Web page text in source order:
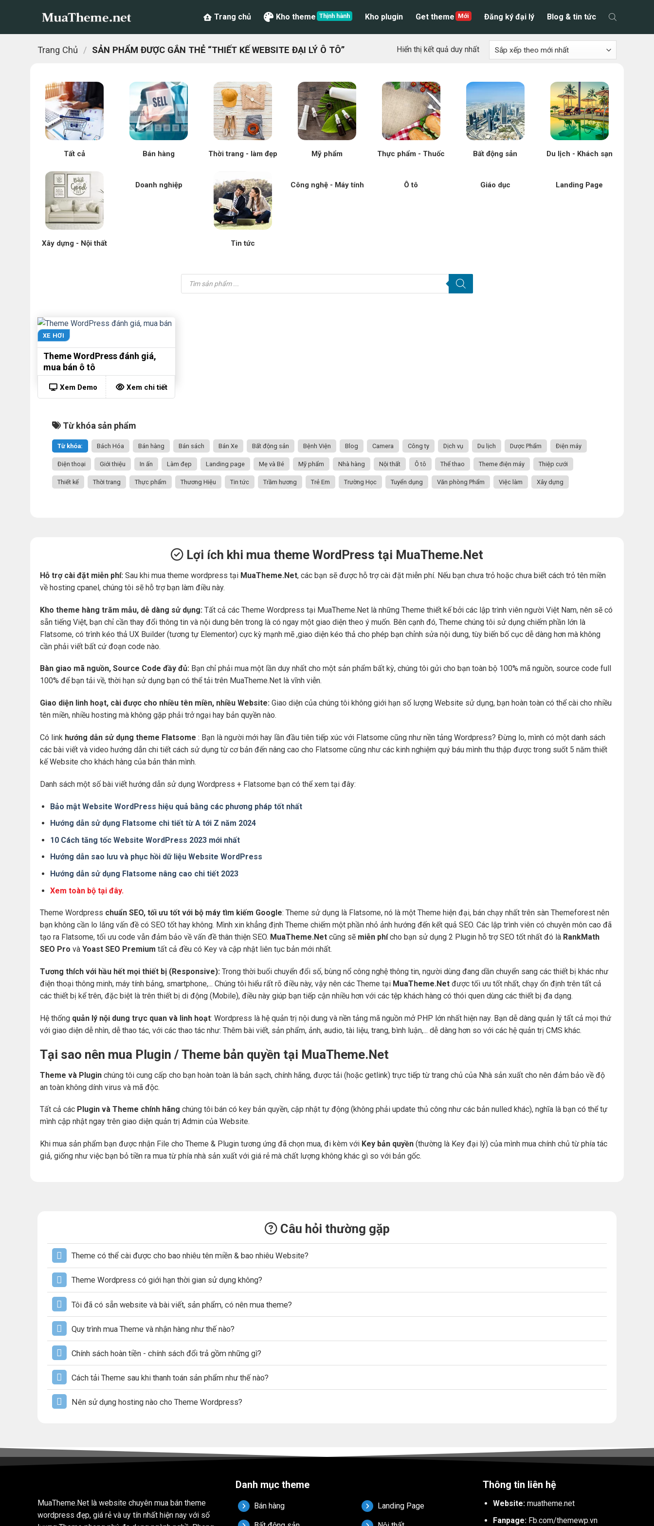
Trang chủ Kho theme Kho plugin Get theme Đăng ký đại lý Blog & tin tức
Trang Chủ / SẢN PHẨM ĐƯỢC GẮN THẺ “THIẾT KẾ WEBSITE ĐẠI LÝ Ô TÔ” Hiển thị kết quả duy nhất
Tất cả Bán hàng Thời trang - làm đẹp Mỹ phẩm Thực phẩm - Thuốc Bất động sản Du lịch - Khách sạn
Xây dựng - Nội thất
Doanh nghiệp
Tin tức
Công nghệ - Máy tính Ô tô Giáo dục Landing Page
Tìm
kiếm
sản
XE HƠI
Theme WordPress đánh giá,
mua bán ô tô
Xem Demo Xem chi tiết
Từ khóa sản phẩm
Từ khóa: Bách Hóa Bán hàng Bán sách Bán Xe Bất động sản Bệnh Viện Blog Camera Công ty Dịch vụ Du lịch Dược Phẩm Điện máy
Điện thoại Giới thiệu In ấn Làm đẹp Landing page Mẹ và Bé Mỹ phẩm Nhà hàng Nội thất Ô tô Thể thao Theme điện máy Thiệp cưới
Thiết kế Thời trang Thực phẩm Thương Hiệu Tin tức Trầm hương Trẻ Em Trường Học Tuyển dụng Văn phòng Phẩm Việc làm Xây dựng
Lợi ích khi mua theme WordPress tại MuaTheme.Net
Hỗ trợ cài đặt miễn phí: Sau khi mua theme wordpress tại MuaTheme.Net, các bạn sẽ được hỗ trợ cài đặt miễn phí. Nếu bạn chưa trỏ hoặc chưa biết cách trỏ tên miền
về hosting cpanel, chúng tôi sẽ hỗ trợ bạn làm điều này.
Kho theme hàng trăm mẫu, dễ dàng sử dụng: Tất cả các Theme Wordpress tại MuaTheme.Net là những Theme thiết kế bởi các lập trình viên người Việt Nam, nên sẽ có
sẵn tiếng Việt, bạn chỉ cần thay đổi thông tin và nội dung bên trong là có ngay một giao diện theo ý muốn. Bên cạnh đó, Theme chúng tôi sử dụng chiếm phần lớn là
Flatsome, có trình kéo thả UX Builder (tương tự Elementor) cực kỳ mạnh mẽ ,giao diện kéo thả cho phép bạn chỉnh sửa nội dung, tùy biến bố cục dễ dàng hơn mà không
cần phải viết bất cứ đoạn code nào.
Bàn giao mã nguồn, Source Code đầy đủ: Bạn chỉ phải mua một lần duy nhất cho một sản phẩm bất kỳ, chúng tôi gửi cho bạn toàn bộ 100% mã nguồn, source code full
100% để bạn tải về, thời hạn sử dụng bạn có thể tải trên MuaTheme.Net là vĩnh viễn.
Giao diện linh hoạt, cài được cho nhiều tên miền, nhiều Website: Giao diện của chúng tôi không giới hạn số lượng Website sử dụng, bạn hoàn toàn có thể cài cho nhiều
tên miền, nhiều hosting mà không gặp phải trở ngại hay bản quyền nào.
Có link hướng dẫn sử dụng theme Flatsome : Bạn là người mới hay lần đầu tiên tiếp xúc với Flatsome cũng như nền tảng Wordpress? Đừng lo, mình có một danh sách
các bài viết và video hướng dẫn chi tiết cách sử dụng từ cơ bản đến nâng cao cho Flatsome cũng như các kinh nghiệm quý báu mình thu thập được trong suốt 5 năm thiết
kế Website cho khách hàng của bản thân mình.
Danh sách một số bài viết hướng dẫn sử dụng Wordpress + Flatsome bạn có thể xem tại đây:
Bảo mật Website WordPress hiệu quả bằng các phương pháp tốt nhất
Hướng dẫn sử dụng Flatsome chi tiết từ A tới Z năm 2024
10 Cách tăng tốc Website WordPress 2023 mới nhất
Hướng dẫn sao lưu và phục hồi dữ liệu Website WordPress
Hướng dẫn sử dụng Flatsome nâng cao chi tiết 2023
Xem toàn bộ tại đây.
Theme Wordpress chuẩn SEO, tối ưu tốt với bộ máy tìm kiếm Google: Theme sử dụng là Flatsome, nó là một Theme hiện đại, bán chạy nhất trên sàn Themeforest nên
bạn không cần lo lắng vấn đề có SEO tốt hay không. Mình xin khẳng định Theme chiếm một phần nhỏ ảnh hướng đến kết quả SEO. Các lập trình viên có chuyên môn cao đã
tạo ra Flatsome, tối ưu code vẫn đảm bảo về vấn đề thân thiện SEO. MuaTheme.Net cũng sẽ miễn phícho bạn sử dụng 2 Plugin hỗ trợ SEO tốt nhất đó là RankMath
SEO Pro và Yoast SEO Premium tất cả đều có Key và cập nhật liên tục bản mới nhất.
Tương thích với hầu hết mọi thiết bị (Responsive): Trong thời buổi chuyển đổi số, bùng nổ công nghệ thông tin, người dùng đang dần chuyển sang các thiết bị khác như
điện thoại thông minh, máy tính bảng, smartphone,... Chúng tôi hiểu rất rõ điều này, vậy nên các Theme tại MuaTheme.Net được tối ưu tốt nhất, chạy ổn định trên tất cả
các thiết bị kể trên, đặc biệt là trên thiết bị di động (Mobile), điều này giúp bạn tiếp cận nhiều hơn với các tệp khách hàng có thói quen dùng các thiết bị đa dạng.
Hệ thống quản lý nội dung trực quan và linh hoạt: Wordpress là hệ quản trị nội dung và nền tảng mã nguồn mở PHP lớn nhất hiện nay. Bạn dễ dàng quản lý tất cả mọi thứ
với giao diện dễ nhìn, dễ thao tác, với các thao tác như: Thêm bài viết, sản phẩm, ảnh, audio, tài liệu, trang, bình luận,... dễ dàng hơn so với các hệ quản trị CMS khác.
Tại sao nên mua Plugin / Theme bản quyền tại MuaTheme.Net
Theme và Plugin chúng tôi cung cấp cho bạn hoàn toàn là bản sạch, chính hãng, được tải (hoặc getlink) trực tiếp từ trang chủ của Nhà sản xuất cho nên đảm bảo về độ
an toàn không dính virus và mã độc.
Tất cả các Plugin và Theme chính hãng chúng tôi bán có key bản quyền, cập nhật tự động (không phải update thủ công như các bản nulled khác), nghĩa là bạn có thể tự
mình cập nhật ngay trên giao diện quản trị Admin của Website.
Khi mua sản phẩm bạn được nhận File cho Theme & Plugin tương ứng đã chọn mua, đi kèm với Key bản quyền (thường là Key đại lý) của mình mua chính chủ từ phía tác
giả, giống như việc bạn bỏ tiền ra mua từ phía nhà sản xuất với giá rẻ mà chất lượng không khác gì so với bản gốc.
Câu hỏi thường gặp
Theme có thể cài được cho bao nhiêu tên miền & bao nhiêu Website?
Theme Wordpress có giới hạn thời gian sử dụng không?
Tôi đã có sẵn website và bài viết, sản phẩm, có nên mua theme?
Quy trình mua Theme và nhận hàng như thế nào?
Chính sách hoàn tiền - chính sách đổi trả gồm những gì?
Cách tải Theme sau khi thanh toán sản phẩm như thế nào?
Nên sử dụng hosting nào cho Theme Wordpress?
MuaTheme.Net là website chuyên mua bán theme
wordpress đẹp, giá rẻ và uy tín nhất hiện nay với số
Danh mục theme
Bán hàng Landing Page
Thông tin liên hệ
Website: muatheme.net
Fanpage: Fb.com/themewp.vn